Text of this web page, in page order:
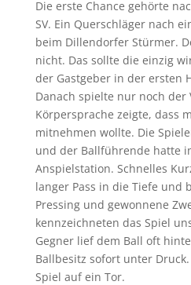
Die erste Chance gehörte
SV. Ein Querschläger nach
beim Dillendorfer Stürmer.
nicht. Das sollte die einzig
der Gastgeber in der ersten
Danach spielte nur noch der
Körpersprache zeigte, dass
mitnehmen wollte. Die
und der Ballführende hatte
Anspielstation. Schnelles
langer Pass in die Tiefe und
Pressing und gewonnene
kennzeichneten das Spiel
Gegner lief dem Ball oft
Ballbesitz sofort unter
Spiel auf ein Tor.